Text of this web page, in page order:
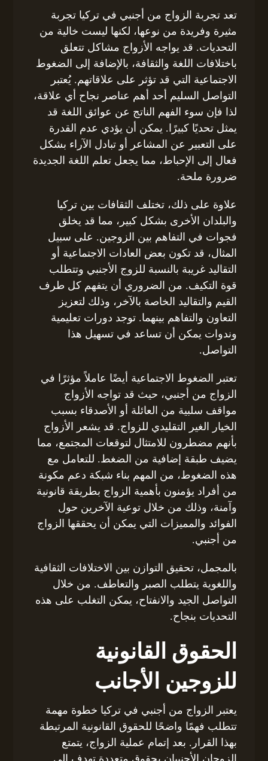
تعد تجربة الزواج من أجنبي في تركيا تجربة
مثيرة وفريدة من نوعها، لكنها ليست خالية من
التحديات. قد يواجه الأزواج مشاكل تتعلق
باختلافات اللغة والثقافة، بالإضافة إلى الضغوط
الاجتماعية التي قد تؤثر على علاقاتهم. يُعتبر
التواصل السليم أحد أهم عناصر نجاح أي علاقة،
لذا فإن سوء الفهم الناتج عن عوائق اللغة قد
يمثل تحديًا كبيرًا. يمكن أن يؤدي عدم القدرة
على التعبير عن المشاعر أو تبادل الآراء بشكل
فعال إلى الإحباط، مما يجعل تعلم اللغة الجديدة
ضرورة ملحة.
علاوة على ذلك، تختلف الثقافات بين تركيا
والبلدان الأخرى بشكل كبير، مما قد يخلق
فجوات في التفاهم بين الزوجين. على سبيل
المثال، قد تكون بعض العادات الاجتماعية أو
التقاليد غريبة بالنسبة للزوج الأجنبي وتتطلب
قوة التكيف. من الضروري أن يتفهم كل طرف
القيم والتقاليد الخاصة بالآخر، وذلك لتعزيز
التعاون والتفاهم بينهما. توجد دورات تعليمية
وندوات يمكن أن تساعد في تسهيل هذا
التواصل.
تعتبر الضغوط الاجتماعية أيضًا عاملاً مؤثرًا في
الزواج من أجنبي، حيث قد تواجه الأزواج
مواقف سلبية من العائلة أو الأصدقاء بسبب
الخيار الغير التقليدي للزواج. قد يشعر الأزواج
بأنهم مضطرون للامتثال لتوقعات المجتمع، مما
يضيف طبقة إضافية من الضغط. للتعامل مع
هذه الضغوط، من المهم بناء شبكة دعم مكونة
من أفراد يؤمنون بأهمية الزواج بطريقة قانونية
وآمنة، وذلك من خلال توعية الآخرين حول
الفوائد والمميزات التي يمكن أن يحققها الزواج
من أجنبي.
بالمجمل، تحقيق التوازن بين الاختلافات الثقافية
واللغوية يتطلب الصبر والتعاطف. من خلال
التواصل الجيد والانفتاح، يمكن التغلب على هذه
التحديات بنجاح.
الحقوق القانونية
للزوجين الأجانب
يعتبر الزواج من أجنبي في تركيا خطوة مهمة
تتطلب فهمًا واضحًا للحقوق القانونية المرتبطة
بهذا القرار. بعد إتمام عملية الزواج، يتمتع